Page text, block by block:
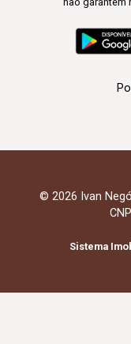
© 2026 Ivan
Sistema